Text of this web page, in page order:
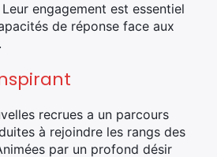
engagement est essentiel
de réponse face aux
recrues a un parcours
à rejoindre les rangs des
par un profond désir